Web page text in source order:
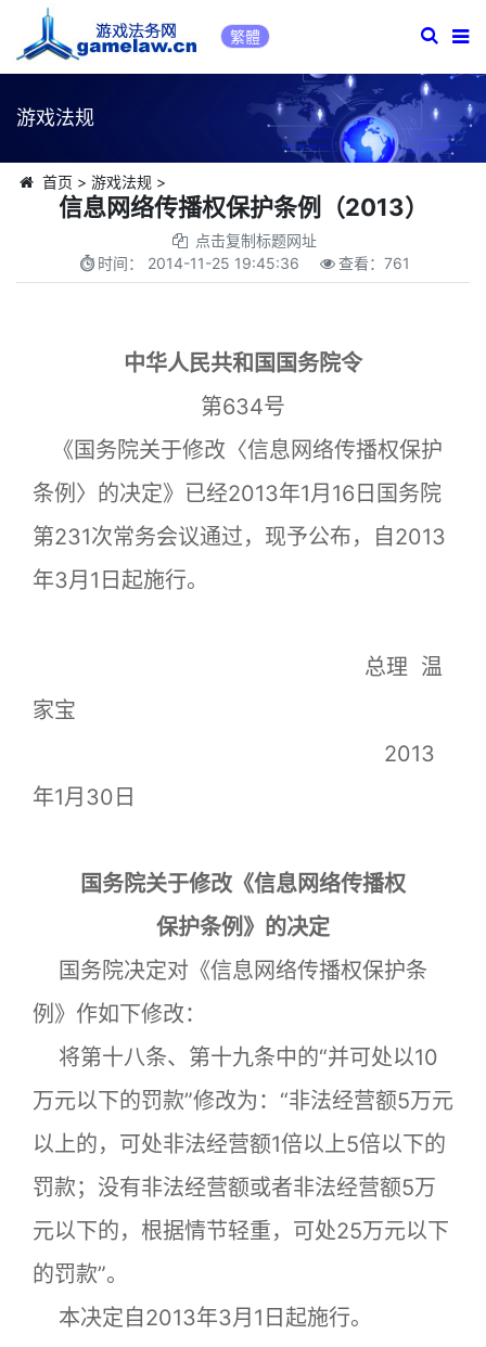
繁體
游戏法规
首页 > 游戏法规 >
信息网络传播权保护条例（2013）
点击复制标题网址
时间： 2014-11-25 19:45:36 查看： 761
中华人民共和国国务院令
第634号
《国务院关于修改〈信息网络传播权保护
条例〉的决定》已经2013年1月16日国务院
第231次常务会议通过，现予公布，自2013
年3月1日起施行。
总理 温
家宝
2013
年1月30日
国务院关于修改《信息网络传播权
保护条例》的决定
国务院决定对《信息网络传播权保护条
例》作如下修改：
将第十八条、第十九条中的“并可处以10
万元以下的罚款”修改为：“非法经营额5万元
以上的，可处非法经营额1倍以上5倍以下的
罚款；没有非法经营额或者非法经营额5万
元以下的，根据情节轻重，可处25万元以下
的罚款”。
本决定自2013年3月1日起施行。